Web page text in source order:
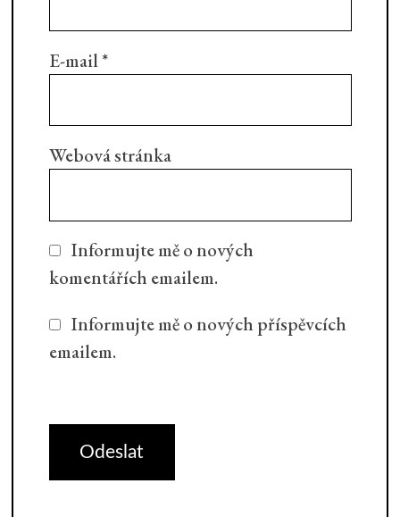
E-mail*
Webová stránka
Informujte mě o nových
komentářích emailem.
Informujte mě o nových příspěvcích
emailem.